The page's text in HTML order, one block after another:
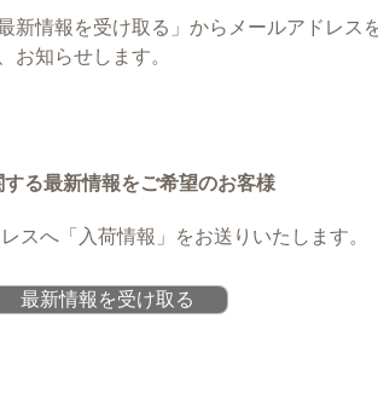
新情報を受け取る」からメールアドレス
お知らせします。
する最新情報をご希望のお客様
スへ 「入荷情報」をお送りいたします。
最新情報を受け取る